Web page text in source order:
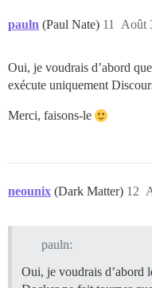
pauln (Paul Nate) Août
11
Oui, je voudrais d’abord
exécute uniquement
Merci, faisons-le
neounix (Dark Matter) 12
pauln:
Oui, je voudrais d’abord